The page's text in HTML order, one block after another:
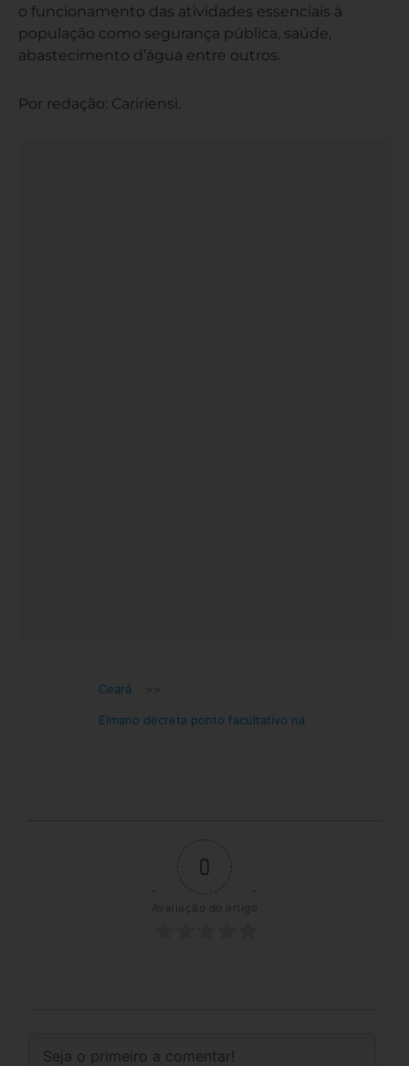
o funcionamento das atividades essenciais à
população como segurança pública, saúde,
abastecimento d’água entre outros.
Por redação: Caririensi.
Ceará >>
Elmano decreta ponto facultativo na
0
Avaliação do artigo